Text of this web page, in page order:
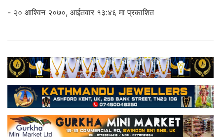
- २० आश्विन २०७०, आईतवार १३:४६ मा प्रकाशित